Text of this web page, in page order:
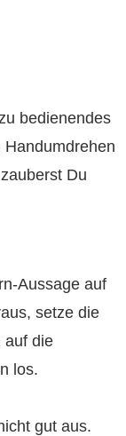
bedienendes
Du
Aussage auf
setze die
auf die
los.
gut aus.